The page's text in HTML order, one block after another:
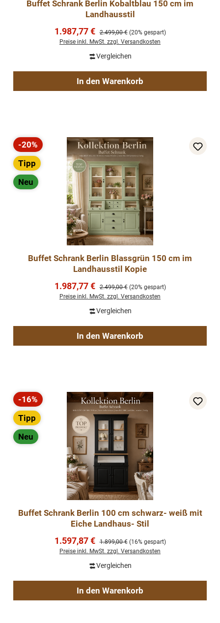
Buffet Schrank Berlin Kobaltblau 150 cm im
Landhausstil
Verkaufspreis:
1.987,77 € Regulärer Preis:
2.499,00 € (20% gespart)
Preise inkl. MwSt. zzgl. Versandkosten
Vergleichen
In den Warenkorb
Rabatt
-20%
Tipp
Neu
Buffet Schrank Berlin Blassgrün 150 cm im
Landhausstil Kopie
Verkaufspreis:
1.987,77 € Regulärer Preis:
2.499,00 € (20% gespart)
Preise inkl. MwSt. zzgl. Versandkosten
Vergleichen
In den Warenkorb
Rabatt
-16%
Tipp
Neu
Buffet Schrank Berlin 100 cm schwarz- weiß mit
Eiche Landhaus- Stil
Verkaufspreis:
1.597,87 € Regulärer Preis:
1.899,00 € (16% gespart)
Preise inkl. MwSt. zzgl. Versandkosten
Vergleichen
In den Warenkorb